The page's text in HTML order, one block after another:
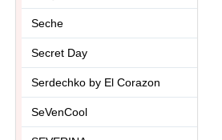
Seche
Secret Day
Serdechko by El Corazon
SeVenCool